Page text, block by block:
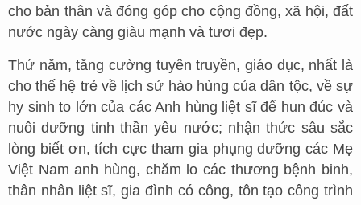
cho bản thân và đóng góp cho cộng đồng, xã hội, đất
nước ngày càng giàu mạnh và tươi đẹp.
Thứ năm, tăng cường tuyên truyền, giáo dục, nhất là
cho thế hệ trẻ về lịch sử hào hùng của dân tộc, về sự
hy sinh to lớn của các Anh hùng liệt sĩ để hun đúc và
nuôi dưỡng tinh thần yêu nước; nhận thức sâu sắc
lòng biết ơn, tích cực tham gia phụng dưỡng các Mẹ
Việt Nam anh hùng, chăm lo các thương bệnh binh,
thân nhân liệt sĩ, gia đình có công, tôn tạo công trình